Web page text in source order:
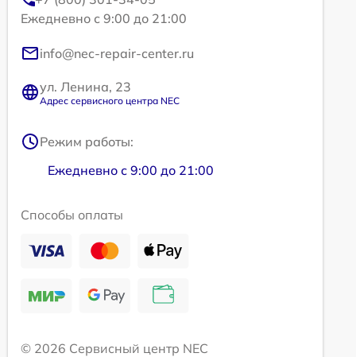
Ежедневно с 9:00 до 21:00
info@nec-repair-center.ru
ул. Ленина, 23
Адрес сервисного центра NEC
Режим работы:
Ежедневно с 9:00 до 21:00
Способы оплаты
© 2026 Сервисный центр NEC